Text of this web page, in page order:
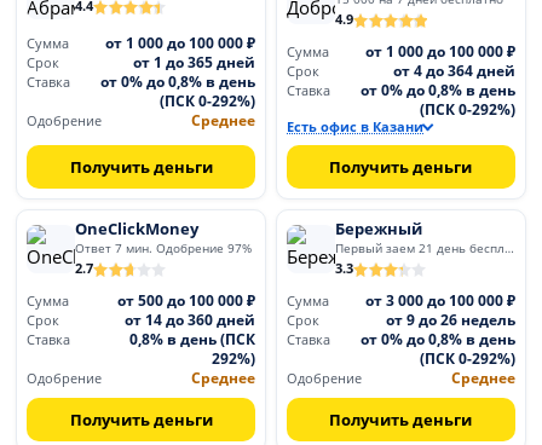
4.4
Сумма от 1 000 до 100 000 ₽
Срок от 1 до 365 дней
Ставка
от 0% до 0,8% в день
(ПСК 0-292%)
Одобрение Среднее
Получить деньги
4.9
Сумма
от 1 000 до 100 000 ₽
Срок от 4 до 364 дней
Ставка
от 0% до 0,8% в день
(ПСК 0-292%)
Есть офис в Казани
Получить деньги
OneClickMoney
Ответ 7 мин. Одобрение 97%
2.7
Сумма
от 500 до 100 000 ₽
Срок от 14 до 360 дней
Ставка
0,8% в день (ПСК
292%)
Одобрение Среднее
Получить деньги
Бережный
Первый заем 21 день бесплатно
3.3
Сумма
от 3 000 до 100 000 ₽
Срок от 9 до 26 недель
Ставка
от 0% до 0,8% в день
(ПСК 0-292%)
Одобрение Среднее
Получить деньги